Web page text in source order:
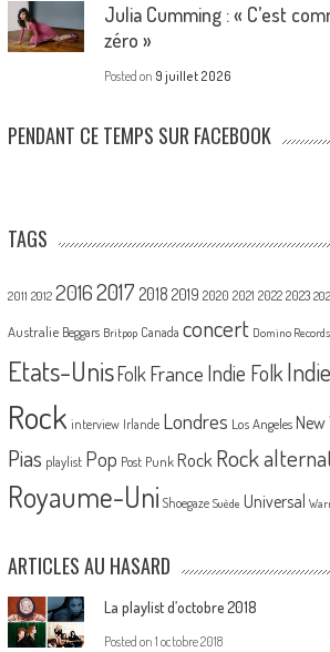
Julia Cumming : « C’est
zéro »
Posted on 9 juillet 2026
PENDANT CE TEMPS SUR FACEBOOK
TAGS
2011 2012 20162017 2018 2019 2020 2021 2022 2023
Australie Beggars Britpop Canada concert Domino Records
Etats-UnisFolk France Indie Folk
Rock interview Irlande Londres Los Angeles New
Pias playlist Pop Post Punk Rock Rock
Royaume-Uni Shoegaze Suède Universal
ARTICLES AU HASARD
La playlist d’octobre 2018
Posted on 1 octobre 2018